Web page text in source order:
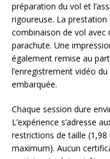
préparation du vol et
rigoureuse. La
combinaison de vol avec
parachute. Une
également remise au
l’enregistrement vidéo
embarquée.
Chaque session dure
L’expérience s’adresse
restrictions de taille
maximum). Aucun